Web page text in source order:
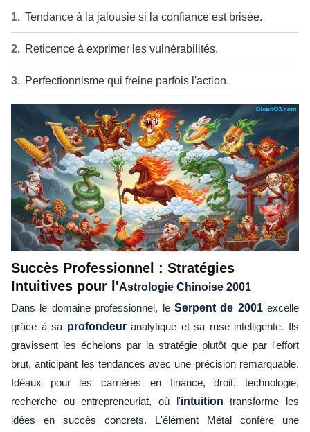
Tendance à la jalousie si la confiance est brisée.
Reticence à exprimer les vulnérabilités.
Perfectionnisme qui freine parfois l'action.
Succès Professionnel : Stratégies
Intuitives pour l'Astrologie Chinoise 2001
Dans le domaine professionnel, le Serpent de 2001excelle
grâce à sa profondeuranalytique et sa ruse intelligente. Ils
gravissent les échelons par la stratégie plutôt que par l'effort
brut, anticipant les tendances avec une précision remarquable.
Idéaux pour les carrières en finance, droit, technologie,
recherche ou entrepreneuriat, où l'intuition transforme les
idées en succès concrets. L'élément Métal confère une